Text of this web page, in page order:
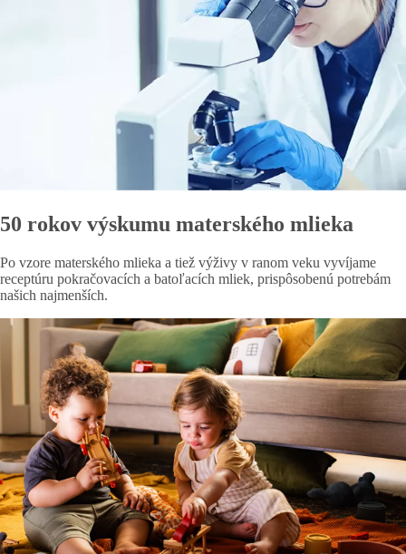
50 rokov výskumu materského mlieka
Po vzore materského mlieka a tiež výživy v ranom veku vyvíjame
receptúru pokračovacích a batoľacích mliek, prispôsobenú potrebám
našich najmenších.